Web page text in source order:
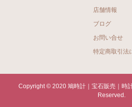
店舗情報
ブログ
お問い合せ
特定商取引法
Copyright © 2020 鳩時計｜宝石販売｜時
Reserved.